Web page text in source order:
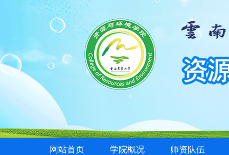
网站首页 学院概况 师资队伍